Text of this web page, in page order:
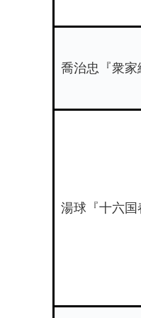
喬治忠『衆家
湯球『十六国